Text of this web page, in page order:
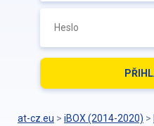
at-cz.eu > iBOX (2014-2020) >